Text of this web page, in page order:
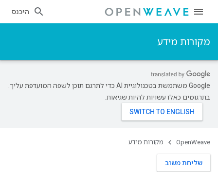
היכנס
מקורות מידע
‫Google משתמשת בטכנולוגיית AI כדי לתרגם תוכן לשפה המועדפת עליך.
בתרגומים כאלו עשויות להיות שגיאות.
OpenWeave מקורות מידע
שליחת משוב